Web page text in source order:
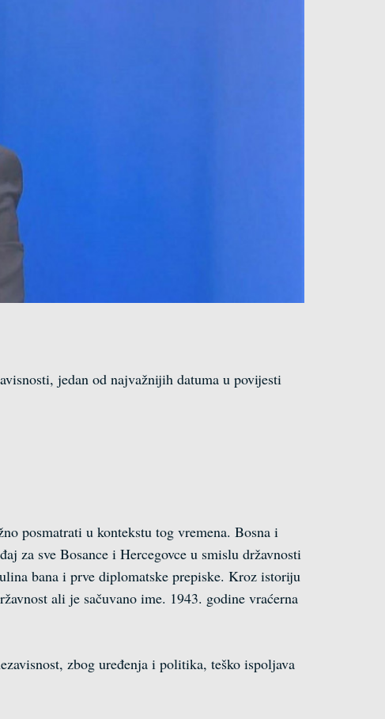
jedan od najvažnijih datuma u povijesti
posmatrati u kontekstu tog vremena. Bosna i
za sve Bosance i Hercegovce u smislu državnosti
bana i prve diplomatske prepiske. Kroz istoriju
ali je sačuvano ime. 1943. godine vraćerna
zbog uređenja i politika, teško ispoljava